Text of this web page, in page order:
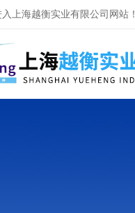
上海越衡实业有限公司网站！